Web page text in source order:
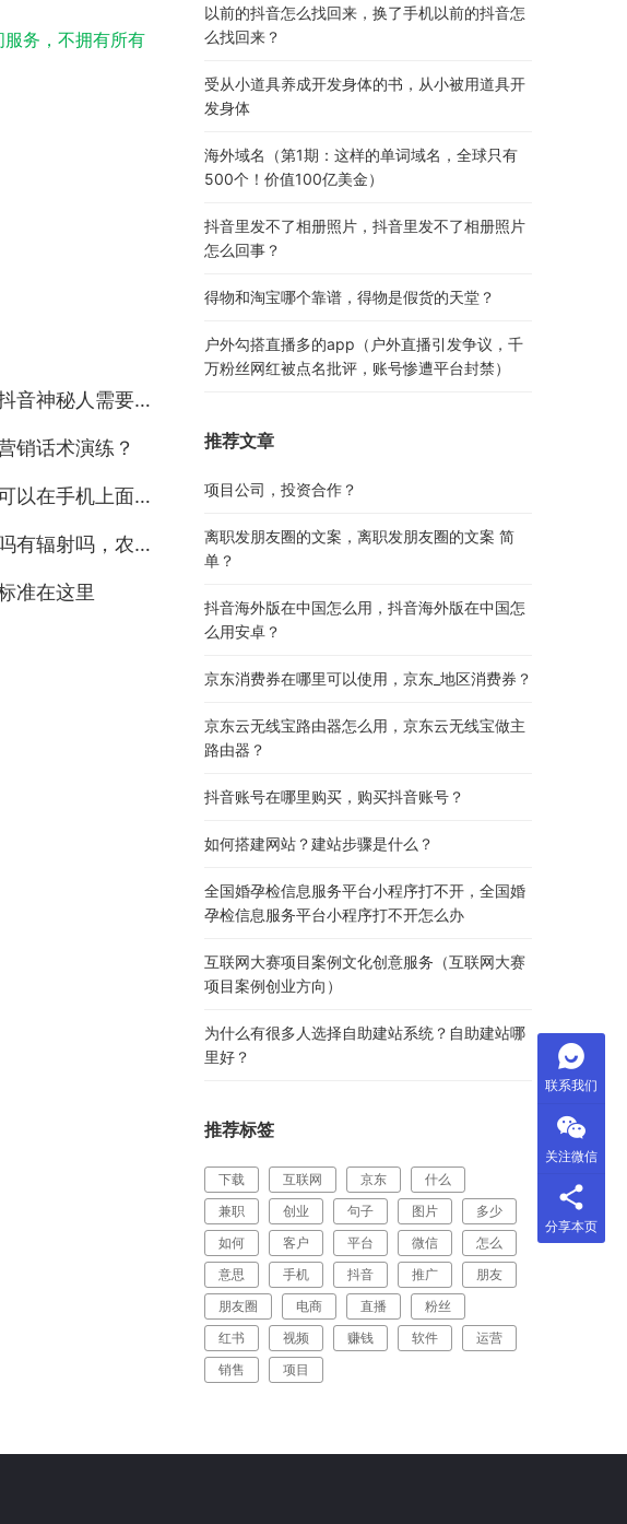
务，不拥有所有
要什么条件才能做？
销话术演练？
手机上面挣钱？
阳能发电有没有辐射？
准在这里
以前的抖音怎么找回来，换了手机以前的抖音怎
么找回来？
受从小道具养成开发身体的书，从小被用道具开
发身体
海外域名（第1期：这样的单词域名，全球只有
500个！价值100亿美金）
抖音里发不了相册照片，抖音里发不了相册照片
怎么回事？
得物和淘宝哪个靠谱，得物是假货的天堂？
户外勾搭直播多的app（户外直播引发争议，千
万粉丝网红被点名批评，账号惨遭平台封禁）
推荐文章
项目公司，投资合作？
离职发朋友圈的文案，离职发朋友圈的文案 简
单？
抖音海外版在中国怎么用，抖音海外版在中国怎
么用安卓？
京东消费券在哪里可以使用，京东_地区消费券？
京东云无线宝路由器怎么用，京东云无线宝做主
路由器？
抖音账号在哪里购买，购买抖音账号？
如何搭建网站？建站步骤是什么？
全国婚孕检信息服务平台小程序打不开，全国婚
孕检信息服务平台小程序打不开怎么办
互联网大赛项目案例文化创意服务（互联网大赛
项目案例创业方向）
为什么有很多人选择自助建站系统？自助建站哪
里好？
推荐标签
下载 互联网 京东
什么
兼职
创业 句子 图片
多少
如何
客户 平台 微信
怎么
意思
手机 抖音 推广
朋友
朋友圈
电商 直播
粉丝
红书
视频 赚钱 软件
运营
销售
项目
联系我们
关注微信
分享本页